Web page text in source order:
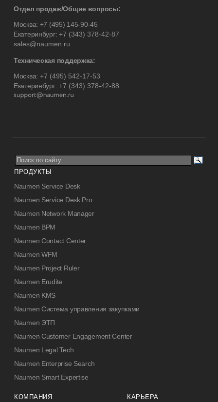
Отдел продаж/Общие вопросы:
Москва: +7 (495) 145-90-45
Екатеринбург:+7 (343) 378-42-87
sales@naumen.ru
Техническая поддержка:
Москва: +7 (495) 542-17-53
Екатеринбург:+7 (343) 378-42-88
ПРОДУКТЫ
Naumen Service Desk
Naumen Service Desk Pro
Naumen Network Manager
Naumen BPM
Naumen Contact Center
Naumen WFM
Naumen Project Ruler
Naumen Erudite
Naumen KMS
Naumen Система управления закупками
Naumen ЭТП
Naumen Customer Engagement Center
Naumen Legal Tech
Naumen Enterprise Search
Naumen Smart Expertise
КОМПАНИЯ КАРЬЕРА